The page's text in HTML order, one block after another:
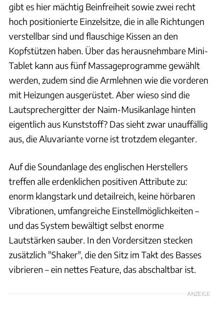
gibt es hier mächtig Beinfreiheit sowie zwei recht
hoch positionierte Einzelsitze, die in alle Richtungen
verstellbar sind und flauschige Kissen an den
Kopfstützen haben. Über das herausnehmbare Mini-
Tablet kann aus fünf Massageprogramme gewählt
werden, zudem sind die Armlehnen wie die vorderen
mit Heizungen ausgerüstet. Aber wieso sind die
Lautsprechergitter der Naim-Musikanlage hinten
eigentlich aus Kunststoff? Das sieht zwar unauffällig
aus, die Aluvariante vorne ist trotzdem eleganter.
Auf die Soundanlage des englischen Herstellers
treffen alle erdenklichen positiven Attribute zu:
enorm klangstark und detailreich, keine hörbaren
Vibrationen, umfangreiche Einstellmöglichkeiten –
und das System bewältigt selbst enorme
Lautstärken sauber. In den Vordersitzen stecken
zusätzlich "Shaker", die den Sitz im Takt des Basses
vibrieren – ein nettes Feature, das abschaltbar ist.
ANZEIGE